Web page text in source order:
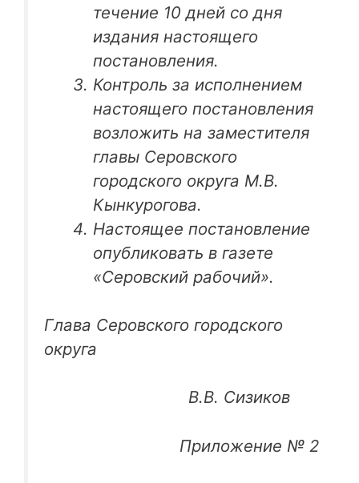
течение 10 дней со дня
издания настоящего
постановления.
Контроль за исполнением
настоящего постановления
возложить на заместителя
главы Серовского
городского округа М.В.
Кынкурогова.
Настоящее постановление
опубликовать в газете
«Серовский рабочий».
Глава Серовского городского
округа
В.В. Сизиков
Приложение № 2